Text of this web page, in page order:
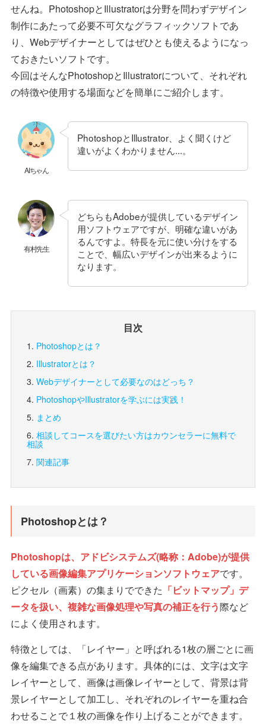
せんね。PhotoshopとIllustratorは分野を問わずデザイン
制作にあたって必要不可欠なグラフィックソフトであ
り、Webデザイナーとしてはぜひとも使えるようになっ
ておきたいソフトです。
今回はそんなPhotoshopとIllustratorについて、それぞれ
の特徴や使用する場面などを簡単にご紹介します。
AIちゃん
PhotoshopとIllustrator、よく聞くけど
違いがよくわかりません...。
有村先生
どちらもAdobeが提供しているデザイン
用ソフトウェアですが、明確な違いがあ
るんですよ。特長を元に使い分けをする
ことで、幅広いデザインが出来るように
なります。
目次
Photoshopとは？
Illustratorとは？
Webデザイナーとして必要なのはどっち？
PhotoshopやIllustratorを学ぶには実践！
まとめ
相談してコースを選びたい方はカウンセラーに無料で
相談
関連記事
Photoshopとは？
Photoshopは、アドビシステムズ(略称：Adobe)が提供
している画像編集アプリケーションソフトウェアです。
ピクセル（画素）の集まりでできた 「ビットマップ」デ
ータを扱い、複雑な画像処理や写真の補正を行う際など
によく使用されます。
特徴としては、「レイヤー」と呼ばれる1枚の層ごとに画
像を編集できる点があります。具体的には、文字は文字
レイヤーとして、画像は画像レイヤーとして、背景は背
景レイヤーとして加工し、それぞれのレイヤーを重ね合
わせることで１枚の画像を作り上げることができます。